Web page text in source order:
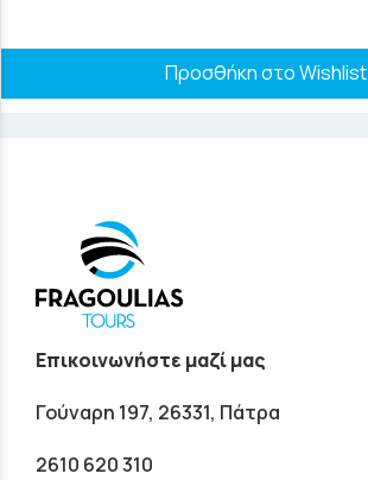
Προσθήκη στο Wishlist
Επικοινωνήστε μαζί μας
Γούναρη 197, 26331, Πάτρα
2610 620 310